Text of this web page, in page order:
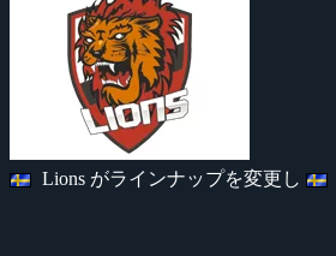
Lions がラインナップを変更し